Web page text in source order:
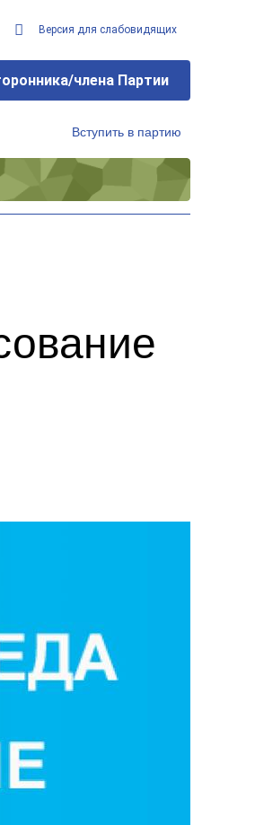
Версия для слабовидящих
члена Партии
Вступить в партию